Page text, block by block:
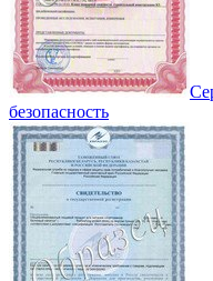
безопасность